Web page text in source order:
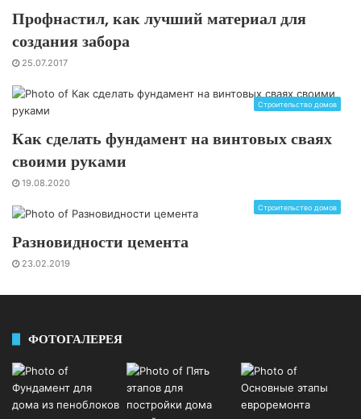
Профнастил, как лучший материал для
создания забора
25.07.2017
Строительство домов
Как сделать фундамент на винтовых сваях
своими руками
19.08.2020
Строительство домов
Разновидности цемента
23.02.2019
ФОТОГАЛЕРЕЯ